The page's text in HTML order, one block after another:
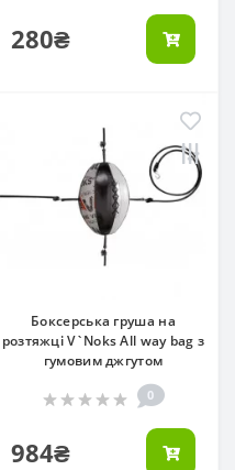
280₴
Боксерська груша на
розтяжці V`Noks All way bag з
гумовим джгутом
0
984₴